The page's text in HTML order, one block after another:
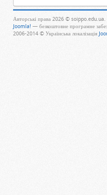
Авторські права 2026 © soippo.edu.ua.
Joomla! — безкоштовне програмне
2006-2014 © Українська локалізація